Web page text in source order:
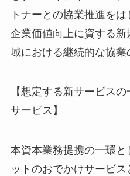
トナーとの協業推進を
企業価値向上に資する
域における継続的な協業
【想定する新サービス
サービス】
本資本業務提携の一環
ットのおでかけサービ